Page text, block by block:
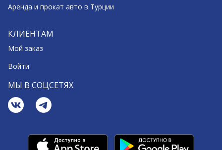
Аренда и прокат авто в Турции
КЛИЕНТАМ
Мой заказ
Войти
МЫ В СОЦСЕТЯХ